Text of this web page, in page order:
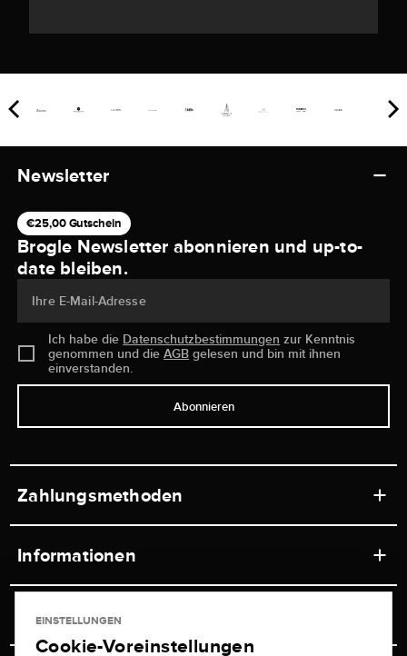
Newsletter
€25,00 Gutschein
Brogle Newsletter abonnieren und up-to-
date bleiben.
Ihre E-Mail-Adresse
Ich habe die Datenschutzbestimmungen zur Kenntnis
genommen und dieAGB gelesen und bin mit ihnen
einverstanden.
Abonnieren
Zahlungsmethoden
Informationen
Ladengeschäft
Service
EINSTELLUNGEN
Cookie-Voreinstellungen